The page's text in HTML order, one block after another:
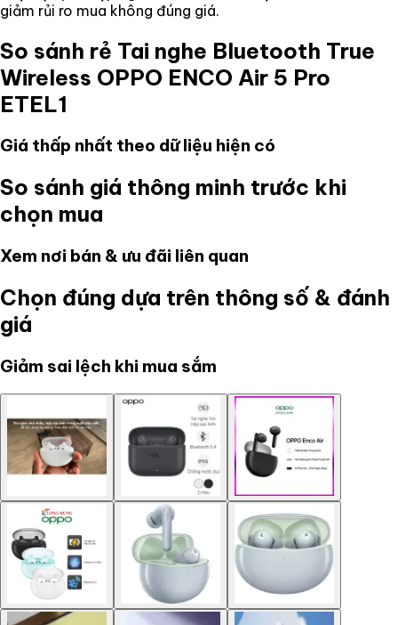
giảm rủi ro mua không đúng giá.
So sánh rẻ Tai nghe Bluetooth True
Wireless OPPO ENCO Air 5 Pro
ETEL1
Giá thấp nhất theo dữ liệu hiện có
So sánh giá thông minh trước khi
chọn mua
Xem nơi bán & ưu đãi liên quan
Chọn đúng dựa trên thông số & đánh
giá
Giảm sai lệch khi mua sắm